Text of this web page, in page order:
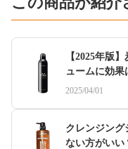
【2025年版
ュームに効果
2025/04/01
クレンジング
ない方がいい